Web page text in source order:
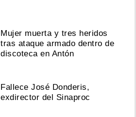
Mujer muerta y tres heridos
tras ataque armado dentro de
discoteca en Antón
Fallece José Donderis,
exdirector del Sinaproc